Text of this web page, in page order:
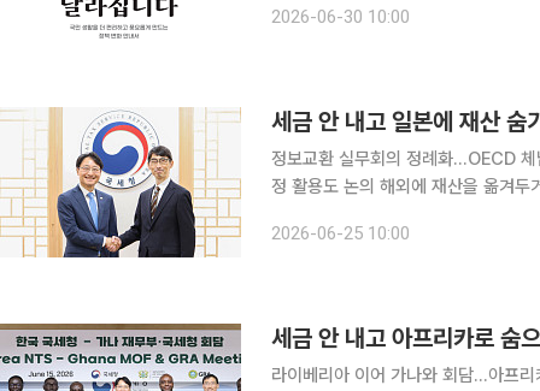
부터 이렇게 달라집니다'를 통해 이러
2026-06-30 10:00
세금 안 내고 일본에 재산
정보교환 실무회의 정례화…OECD 체
정 활용도 논의 해외에 재산을 옮겨두거나 국경을 넘나드는 거래로 세금을 피하는 길이 더 좁아진
로 하면서다. 양국은 교민·기업·교역
2026-06-25 10:00
세금 안 내고 아프리카로 숨
라이베리아 이어 가나와 회담…아프